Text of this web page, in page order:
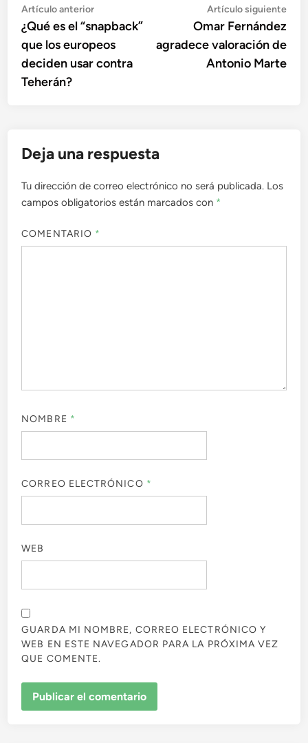
Navegación
de
entradas
Artículo anteriorArtículo
anterior:
¿Qué es el “snapback”
que los europeos
deciden usar contra
Teherán?
Artículo siguiente
Omar Fernández
agradece valoración de
Antonio Marte
Deja una respuesta
Tu dirección de correo electrónico no será publicada. Los
campos obligatorios están marcados con *
COMENTARIO *
NOMBRE *
CORREO ELECTRÓNICO *
WEB
GUARDA MI NOMBRE, CORREO ELECTRÓNICO Y
WEB EN ESTE NAVEGADOR PARA LA PRÓXIMA VEZ
QUE COMENTE.